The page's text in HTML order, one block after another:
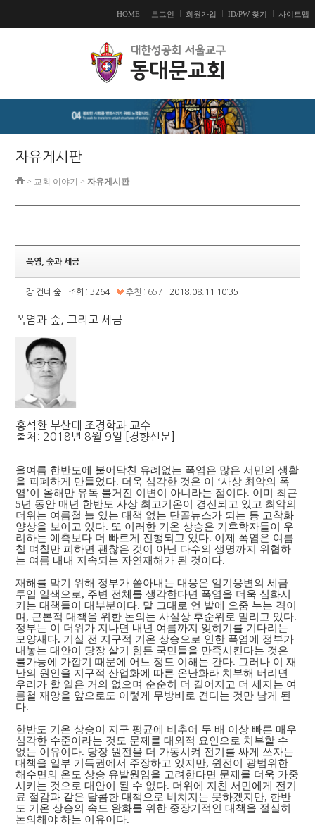
HOME 로그인 회원가입 ID/PW 찾기 사이트맵
자유게시판
> 교회 이야기 >자유게시판
푹염, 숲과 세금
강 건너 숲 조회 : 3264 추천 : 657 2018.08.11 10:35
폭염과 숲, 그리고 세금
홍석환 부산대 조경학과 교수
출처: 2018년 8월 9일 [경향신문]
올여름 한반도에 불어닥친 유례없는 폭염은 많은 서민의 생활
을 피폐하게 만들었다. 더욱 심각한 것은 이 ‘사상 최악의 폭
염’이 올해만 유독 불거진 이변이 아니라는 점이다. 이미 최근
5년 동안 매년 한반도 사상 최고기온이 경신되고 있고 최악의
더위는 여름철 늘 있는 대책 없는 단골뉴스가 되는 등 고착화
양상을 보이고 있다. 또 이러한 기온 상승은 기후학자들이 우
려하는 예측보다 더 빠르게 진행되고 있다. 이제 폭염은 여름
철 며칠만 피하면 괜찮은 것이 아닌 다수의 생명까지 위협하
는 여름 내내 지속되는 자연재해가 된 것이다.
재해를 막기 위해 정부가 쏟아내는 대응은 임기응변의 세금
투입 일색으로, 주변 전체를 생각한다면 폭염을 더욱 심화시
키는 대책들이 대부분이다. 말 그대로 언 발에 오줌 누는 격이
며, 근본적 대책을 위한 논의는 사실상 후순위로 밀리고 있다.
정부는 이 더위가 지나면 내년 여름까지 잊히기를 기다리는
모양새다. 기실 전 지구적 기온 상승으로 인한 폭염에 정부가
내놓는 대안이 당장 살기 힘든 국민들을 만족시킨다는 것은
불가능에 가깝기 때문에 어느 정도 이해는 간다. 그러나 이 재
난의 원인을 지구적 산업화에 따른 온난화라 치부해 버리면
우리가 할 일은 거의 없으며 순순히 더 길어지고 더 세지는 여
름철 재앙을 앞으로도 이렇게 무방비로 견디는 것만 남게 된
다.
한반도 기온 상승이 지구 평균에 비추어 두 배 이상 빠른 매우
심각한 수준이라는 것도 문제를 대외적 요인으로 치부할 수
없는 이유이다. 당장 원전을 더 가동시켜 전기를 싸게 쓰자는
대책을 일부 기득권에서 주장하고 있지만, 원전이 광범위한
해수면의 온도 상승 유발원임을 고려한다면 문제를 더욱 가중
시키는 것으로 대안이 될 수 없다. 더위에 지친 서민에게 전기
료 절감과 같은 달콤한 대책으로 비치지는 못하겠지만, 한반
도 기온 상승의 속도 완화를 위한 중장기적인 대책을 절실히
논의해야 하는 이유이다.